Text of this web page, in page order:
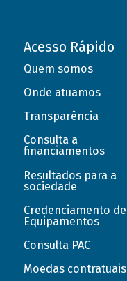
Acesso Rápido
Quem somos
Onde atuamos
Transparência
Consulta a
financiamentos
Resultados para a
sociedade
Credenciamento de
Equipamentos
Consulta PAC
Moedas contratuais